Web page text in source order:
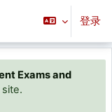
登录
Exams and